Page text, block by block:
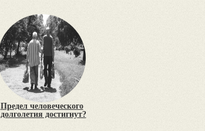
Предел человеческого
долголетия достигнут?